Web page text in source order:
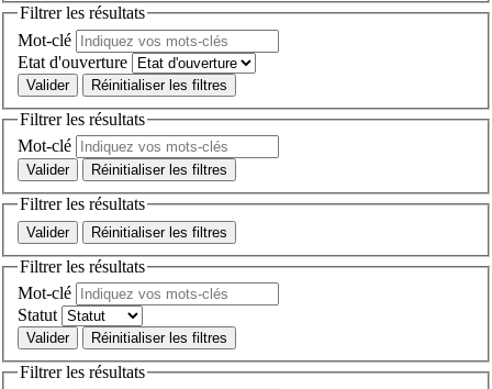
Filtrer les résultats
Mot-clé
Etat d'ouverture
Réinitialiser les filtres
Filtrer les résultats
Mot-clé
Réinitialiser les filtres
Filtrer les résultats
Réinitialiser les filtres
Filtrer les résultats
Mot-clé
Statut
Réinitialiser les filtres
Filtrer les résultats